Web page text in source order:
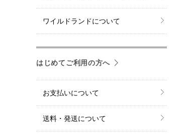
ワイルドランドについて
はじめてご利用の方へ
お支払いについて
送料・発送について